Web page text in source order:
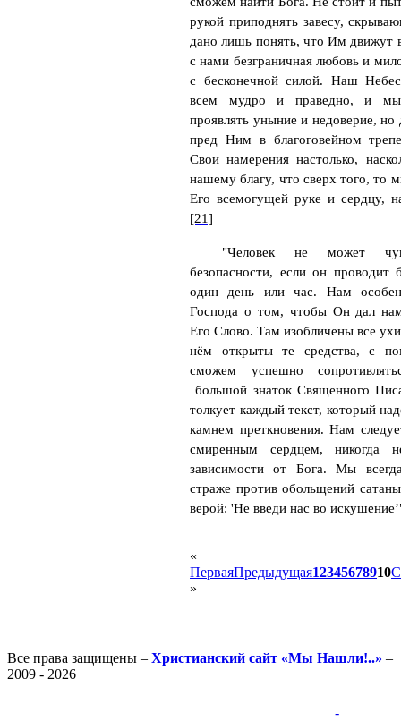
рукой приподнять завесу,
дано лишь понять, что Им движут
с нами безграничная любовь и
с бесконечной силой. Наш
всем мудро и праведно, и
проявлять уныние и недоверие, но
пред Ним в благоговейном
Свои намерения настолько,
нашему благу, что сверх того, то
Его всемогущей руке и сердцу,
[21]
"Человек не может
безопасности, если он проводит
один день или час. Нам
Господа о том, чтобы Он дал
Его Слово. Там изобличены все
нём открыты те средства, с
сможем успешно
большой знаток Священного
толкует каждый текст, который
камнем преткновения. Нам
смиренным сердцем, никогда
зависимости от Бога. Мы
страже против обольщений
верой: 'Не введи нас во
«
ПерваяПредыдущая12345678910
»
Все права защищены – Христианский сайт «Мы Нашли!..» –
2009 - 2026
-